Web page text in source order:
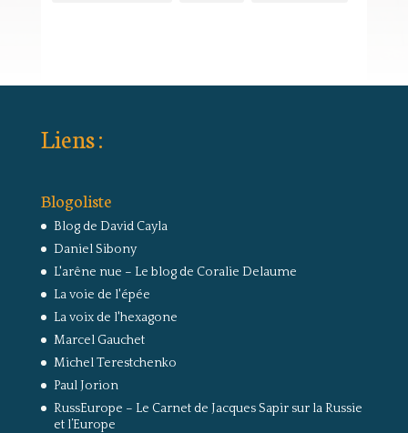
Liens :
Blogoliste
Blog de David Cayla
Daniel Sibony
L'arêne nue – Le blog de Coralie Delaume
La voie de l'épée
La voix de l'hexagone
Marcel Gauchet
Michel Terestchenko
Paul Jorion
RussEurope – Le Carnet de Jacques Sapir sur la Russie
et l’Europe